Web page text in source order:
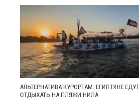
АЛЬТЕРНАТИВА КУРОРТАМ: ЕГИПТЯНЕ ЕДУТ
ОТДЫХАТЬ НА ПЛЯЖИ НИЛА